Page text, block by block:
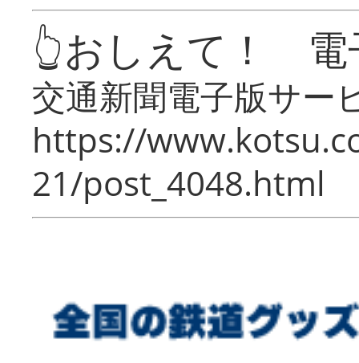
👆おしえて！ 電
交通新聞電子版サー
https://
21/post_4048.html